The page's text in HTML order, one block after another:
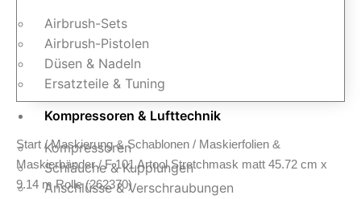
Airbrush-Sets
Airbrush-Pistolen
Düsen & Nadeln
Ersatzteile & Tuning
Kompressoren & Lufttechnik
Kompressoren
Schläuche & Kupplungen
Anschlüsse & Verschraubungen
Start /Maskierung & Schablonen / Maskierfolien &
Maskierbänder/ F 101 Artool Stretchmask matt 45.72 cm x
9.14 m Rolle (262370)